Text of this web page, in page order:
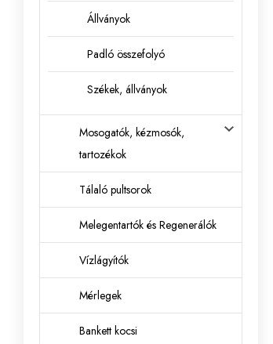
Állványok
Padló összefolyó
Székek, állványok
Mosogatók, kézmosók,
tartozékok
Tálaló pultsorok
Melegentartók és Regenerálók
Vízlágyítók
Mérlegek
Bankett kocsi